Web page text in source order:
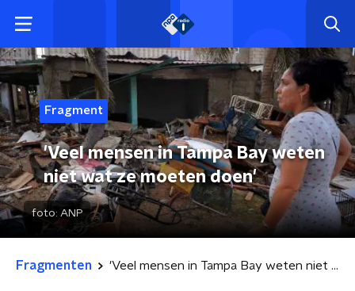
Fragment
'Veel mensen in Tampa Bay weten
niet wat ze moeten doen'
foto: ANP
Fragmenten 'Veel mensen in Tampa Bay weten niet wat ze moeten doen'